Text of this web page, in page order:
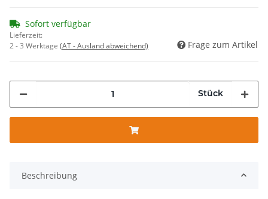
Sofort verfügbar
Lieferzeit:
2 - 3 Werktage (AT - Ausland abweichend) Frage zum Artikel
Stück
Beschreibung